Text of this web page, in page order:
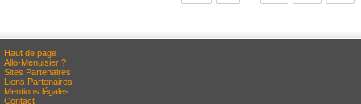
Haut de page
Allo-Menuisier ?
Sites Partenaires
Liens Partenaires
Mentions légales
Contact